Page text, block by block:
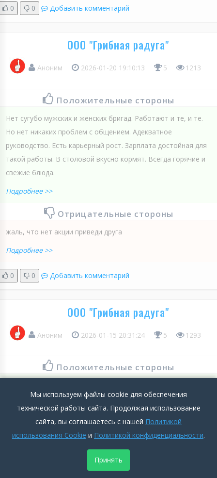
0 0 Добавить комментарий
ООО "Грибная радуга"
Аноним 2026-01-20 19:10:13 5 1213
Положительные стороны
Нет сугубо мужских и женских бригад. Работают и те, и те.
Но нет никаких проблем с общением. Адекватное
руководство. Есть карьерный рост. Зарплата достойная для
такой работы. В столовой вкусно кормят. Всегда горячие и
свежие блюда.
Подробнее >>
Отрицательные стороны
жаль, что нет акции приведи друга
Подробнее >>
0 0 Добавить комментарий
ООО "Грибная радуга"
Аноним 2026-01-15 20:31:24 5 1293
Положительные стороны
Через два месяца ты на сдельной оплате. Многие под 110 и
больше зарабатывают. А с подработкой и того больше
Отрицательные стороны
Мы используем файлы cookie для обеспечения
технической работы сайта. Продолжая использование
сайта, вы соглашаетесь с нашей Политикой
использования Cookie и Политикой конфиденциальности.
Принять